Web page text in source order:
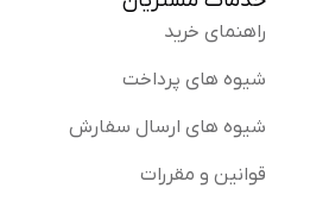
راهنمای خرید
شیوه های پرداخت
شیوه های ارسال سفارش
قوانین و مقررات